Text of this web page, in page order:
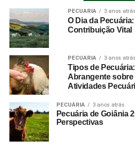
PECUÁRIA 3 anos atrás
O Dia da
Contribuição Vital
PECUÁRIA 3 anos atrás
Tipos de
Abrangente
Atividades
PECUÁRIA 3 anos atrás
Pecuária de Goiânia
Perspectivas